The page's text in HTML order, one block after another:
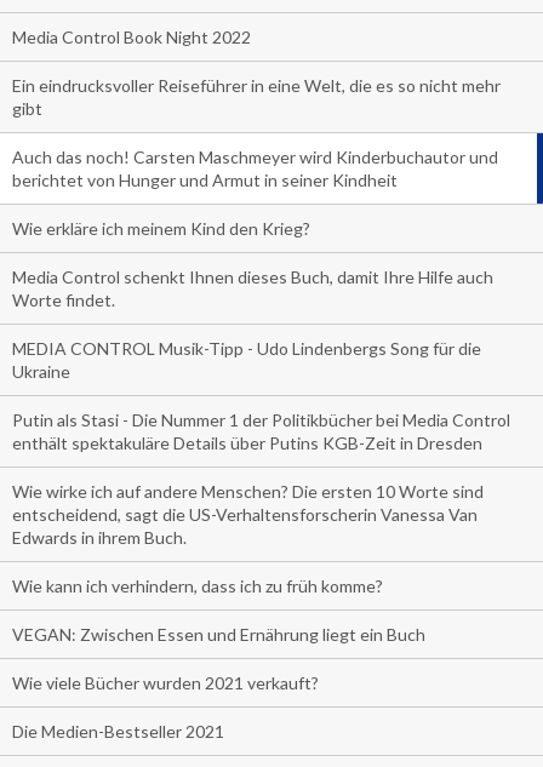
Media Control Book Night 2022
Ein eindrucksvoller Reiseführer in eine Welt, die es so nicht mehr
gibt
Auch das noch! Carsten Maschmeyer wird Kinderbuchautor und
berichtet von Hunger und Armut in seiner Kindheit
Wie erkläre ich meinem Kind den Krieg?
Media Control schenkt Ihnen dieses Buch, damit Ihre Hilfe auch
Worte findet.
MEDIA CONTROL Musik-Tipp - Udo Lindenbergs Song für die
Ukraine
Putin als Stasi - Die Nummer 1 der Politikbücher bei Media Control
enthält spektakuläre Details über Putins KGB-Zeit in Dresden
Wie wirke ich auf andere Menschen? Die ersten 10 Worte sind
entscheidend, sagt die US-Verhaltensforscherin Vanessa Van
Edwards in ihrem Buch.
Wie kann ich verhindern, dass ich zu früh komme?
VEGAN: Zwischen Essen und Ernährung liegt ein Buch
Wie viele Bücher wurden 2021 verkauft?
Die Medien-Bestseller 2021